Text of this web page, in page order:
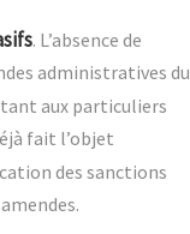
. L’absence de
administratives du
aux particuliers
fait l’objet
des sanctions